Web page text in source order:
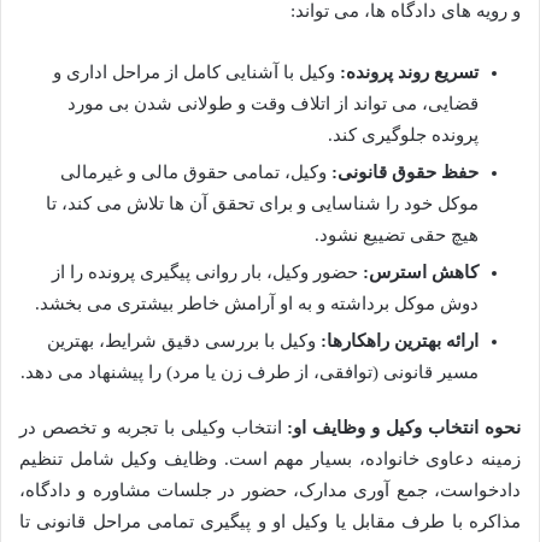
و رویه های دادگاه ها، می تواند:
تسریع روند پرونده: وکیل با آشنایی کامل از مراحل اداری و
قضایی، می تواند از اتلاف وقت و طولانی شدن بی مورد
پرونده جلوگیری کند.
حفظ حقوق قانونی: وکیل، تمامی حقوق مالی و غیرمالی
موکل خود را شناسایی و برای تحقق آن ها تلاش می کند، تا
هیچ حقی تضییع نشود.
کاهش استرس: حضور وکیل، بار روانی پیگیری پرونده را از
دوش موکل برداشته و به او آرامش خاطر بیشتری می بخشد.
ارائه بهترین راهکارها: وکیل با بررسی دقیق شرایط، بهترین
مسیر قانونی (توافقی، از طرف زن یا مرد) را پیشنهاد می دهد.
نحوه انتخاب وکیل و وظایف او: انتخاب وکیلی با تجربه و تخصص در
زمینه دعاوی خانواده، بسیار مهم است. وظایف وکیل شامل تنظیم
دادخواست، جمع آوری مدارک، حضور در جلسات مشاوره و دادگاه،
مذاکره با طرف مقابل یا وکیل او و پیگیری تمامی مراحل قانونی تا